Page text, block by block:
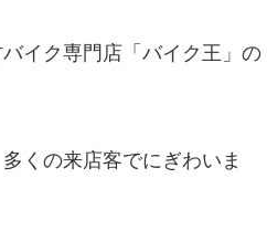
イク専門店「バイク王」の
くの来店客でにぎわいま